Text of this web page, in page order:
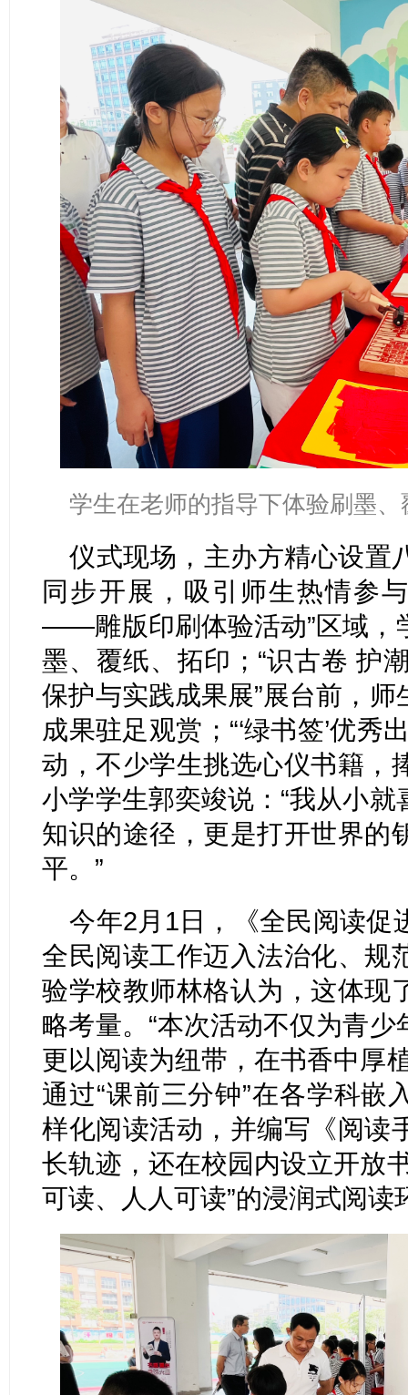
学生在老师的指导下体验刷墨
仪式现场，主办方精心设置
同步开展，吸引师生热情参
——雕版印刷体验活动”区域，
墨、覆纸、拓印；“识古卷
保护与实践成果展”展台前，
成果驻足观赏；“‘绿书签’优秀
动，不少学生挑选心仪书籍，
小学学生郭奕竣说：“我从小
知识的途径，更是打开世界的
平。”
今年2月1日，《全民阅读促
全民阅读工作迈入法治化、规
验学校教师林格认为，这体现
略考量。“本次活动不仅为青
更以阅读为纽带，在书香中厚
通过“课前三分钟”在各学科嵌
样化阅读活动，并编写《阅读
长轨迹，还在校园内设立开放
可读、人人可读”的浸润式阅读